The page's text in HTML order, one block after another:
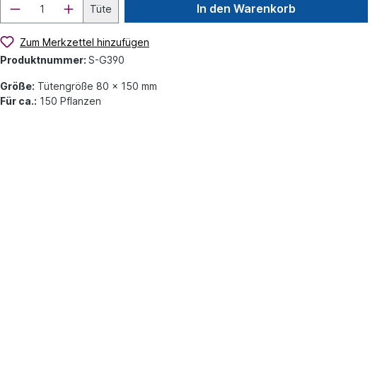
Tüte In den Warenkorb
Zum Merkzettel hinzufügen
Produktnummer: S-G390
Größe: Tütengröße 80 x 150 mm
Für ca.: 150 Pflanzen